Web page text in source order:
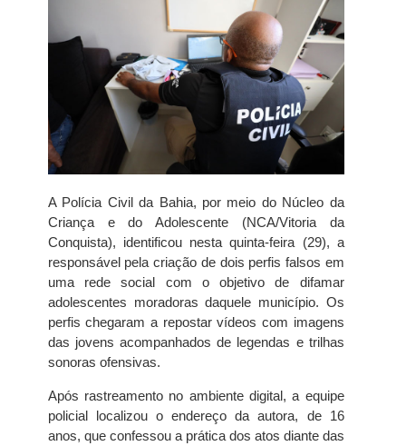
A Polícia Civil da Bahia, por meio do Núcleo da
Criança e do Adolescente (NCA/Vitoria da
Conquista), identificou nesta quinta-feira (29), a
responsável pela criação de dois perfis falsos em
uma rede social com o objetivo de difamar
adolescentes moradoras daquele município. Os
perfis chegaram a repostar vídeos com imagens
das jovens acompanhados de legendas e trilhas
sonoras ofensivas.
Após rastreamento no ambiente digital, a equipe
policial localizou o endereço da autora, de 16
anos, que confessou a prática dos atos diante das